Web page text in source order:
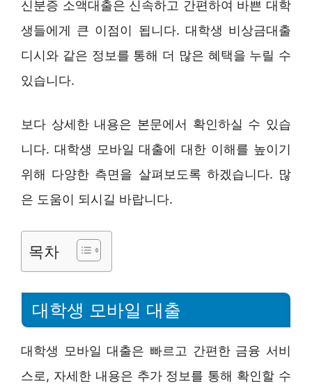
신분증 소액대출은 신속하고 간편하여 바쁜 대학
생들에게 큰 이점이 됩니다. 대학생 비상금대출
디시와 같은 정보를 통해 더 많은 혜택을 누릴 수
있습니다.
보다 상세한 내용은 본문에서 확인하실 수 있습
니다. 대학생 모바일 대출에 대한 이해를 높이기
위해 다양한 측면을 살펴보도록 하겠습니다. 많
은 도움이 되시길 바랍니다.
목차
대학생 모바일 대출
대학생 모바일 대출은 빠르고 간편한 금융 서비
스로, 자세한 내용은 추가 정보를 통해 확인할 수